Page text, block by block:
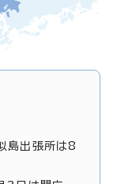
島出張所は8